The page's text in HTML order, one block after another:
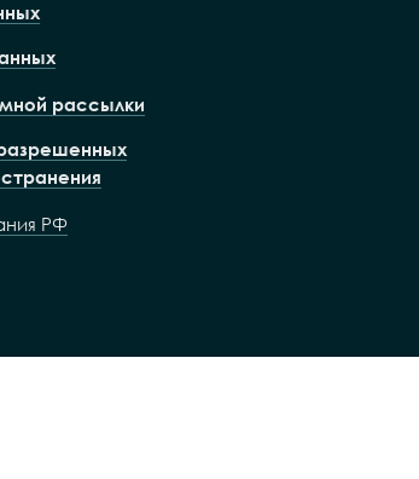
рассылки
РФ